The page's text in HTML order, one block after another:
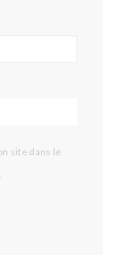
site dans le